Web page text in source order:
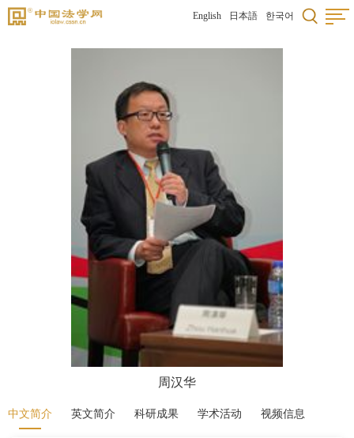
English 日本語 한국어
周汉华
中文简介 英文简介 科研成果 学术活动 视频信息